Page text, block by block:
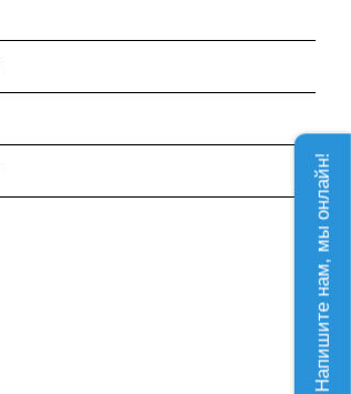
Напишите нам, мы онлайн!